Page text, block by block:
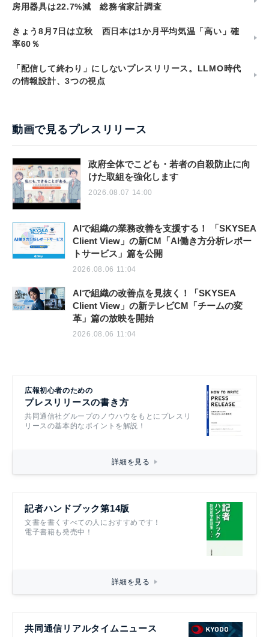
房用器具は22.7%減 総務省家計調査
きょう8月7日は立秋 西日本は1か月平均気温「高い」確
率60％
「配信して終わり」にしないプレスリリース。LLMO時代
の情報設計、3つの視点
動画で見るプレスリリース
政府全体でこども・若者の自殺防止に向
けた取組を強化します
2026.08.07 14:00
AIで組織の業務改善を支援する！ 「SKYSEA
Client View」の新CM「AI働き方分析レポー
トサービス」篇を公開
2026.08.06 11:04
AIで組織の改善点を見抜く！「SKYSEA
Client View」の新テレビCM「チームの変
革」篇の放映を開始
2026.08.06 11:04
広報初心者のための
プレスリリースの書き方
共同通信社グループのノウハウをもとにプレスリ
リースの基本的なポイントを解説！
詳細を見る
記者ハンドブック第14版
文書を書くすべての人におすすめです！
電子書籍も発売中！
詳細を見る
共同通信リアルタイムニュース